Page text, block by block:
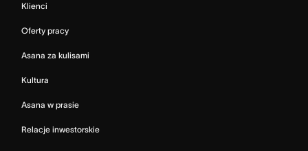
Klienci
Oferty pracy
Asana za kulisami
Kultura
Asana w prasie
Relacje inwestorskie